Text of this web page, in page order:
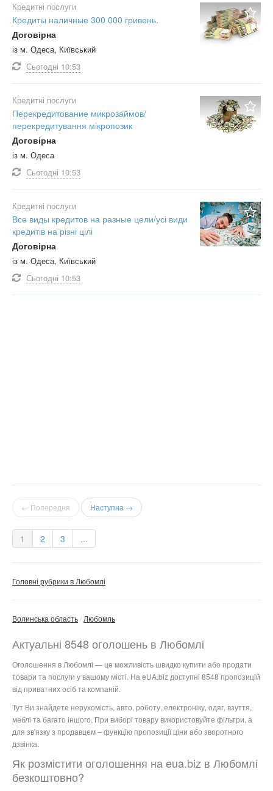
Кредитні послуги
Кредиты наличные 300 000 гривень.
Договірна
із м. Одеса, Київський
Сьогодні 10:53
Кредитні послуги
Перекредитование микрозаймов/
перекредитування мікропозик
Договірна
із м. Одеса
Сьогодні 10:53
Кредитні послуги
Все виды кредитов на разные цели/усі види
кредитів на різні цілі
Договірна
із м. Одеса, Київський
Сьогодні 10:53
← Попередня Наступна →
1 2 3 ...
Головні рубрики в Любомлі
Волинська область Любомль
Актуальні 8548 оголошень в Любомлі
Оголошення в Любомлі — це можливість швидко купити або продати
товари та послуги у вашому місті. На eUA.biz доступні 8548 пропозицій
від приватних осіб та компаній.
Тут Ви знайдете нерухомість, авто, роботу, електроніку, одяг, взуття,
меблі та багато іншого. При виборі товару використовуйте фільтри, а
для зв'язку з продавцем – функцію пропозиції ціни або зворотного
дзвінка.
Як розмістити оголошення на eua.biz в Любомлі
безкоштовно?